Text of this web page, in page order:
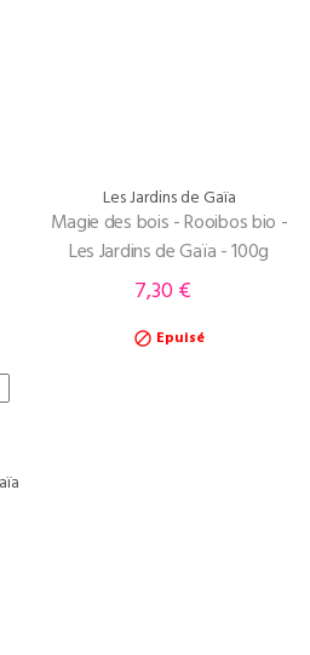
Les Jardins de Gaïa
Magie des bois - Rooibos bio -
Les Jardins de Gaïa - 100g
Prix
7,30 €
 Epuisé